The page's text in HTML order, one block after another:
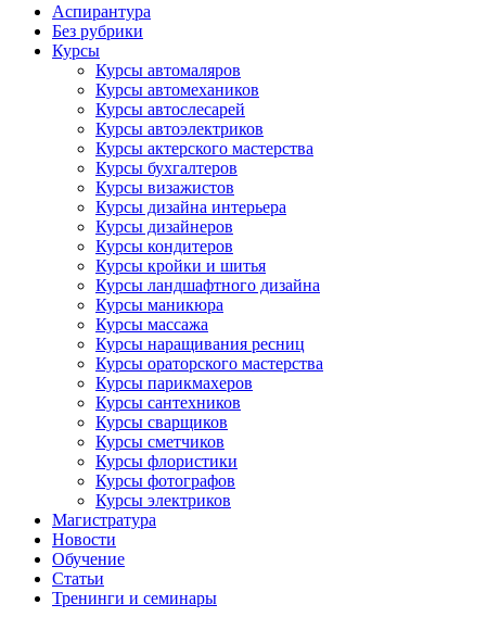
Аспирантура
Без рубрики
Курсы
Курсы автомаляров
Курсы автомехаников
Курсы автослесарей
Курсы автоэлектриков
Курсы актерского мастерства
Курсы бухгалтеров
Курсы визажистов
Курсы дизайна интерьера
Курсы дизайнеров
Курсы кондитеров
Курсы кройки и шитья
Курсы ландшафтного дизайна
Курсы маникюра
Курсы массажа
Курсы наращивания ресниц
Курсы ораторского мастерства
Курсы парикмахеров
Курсы сантехников
Курсы сварщиков
Курсы сметчиков
Курсы флористики
Курсы фотографов
Курсы электриков
Магистратура
Новости
Обучение
Статьи
Тренинги и семинары